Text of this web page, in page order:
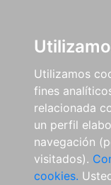
Utilizamos
fines
relacionada
un perfil
navegación
visitados).
cookies.